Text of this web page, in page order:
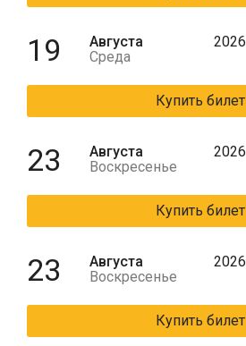
19
Августа
Среда
2026
Купить билет
23
Августа
Воскресенье
2026
Купить билет
23
Августа
Воскресенье
2026
Купить билет